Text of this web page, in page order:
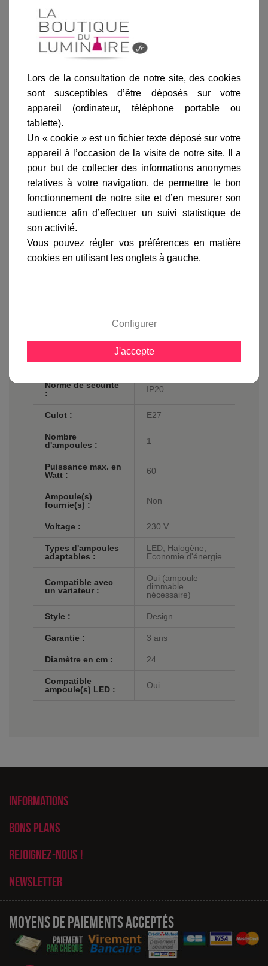
Informations produit
marque
gamme complète
Fiche technique
Hauteur en cm : 30.6
Longueur du
180
Finition / couleur : Verre
Classe : Classe 1
Norme de sécurité
:
IP20
Culot : E27
Nombre
d'ampoules :
1
Puissance max. en
Watt :
60
Ampoule(s)
fournie(s) :
Non
Voltage : 230 V
Types d'ampoules
adaptables :
LED, Halogène,
Economie d'énergie
Compatible avec
un variateur :
Oui (ampoule
dimmable
nécessaire)
Style : Design
Garantie : 3 ans
Diamètre en cm : 24
Compatible
ampoule(s) LED :
Oui
Informations
Bons plans
Rejoignez-nous !
Newsletter
Moyens de paiements acceptés
Lors de la consultation de notre site, des cookies
sont susceptibles d’être déposés sur votre
appareil (ordinateur, téléphone portable ou
tablette).
Un « cookie » est un fichier texte déposé sur votre
appareil à l’occasion de la visite de notre site. Il a
pour but de collecter des informations anonymes
relatives à votre navigation, de permettre le bon
fonctionnement de notre site et d’en mesurer son
audience afin d’effectuer un suivi statistique de
son activité.
Vous pouvez régler vos préférences en matière
cookies en utilisant les onglets à gauche.
Configurer
J'accepte